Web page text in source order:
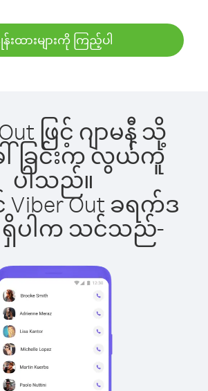
းထားများကို ကြည့်ပါ
ဖြင့် ဂျာမနီ သို့
ါ်ခြင်းက လွယ်ကူ
ပါသည်။
Out ခရက်ဒ
ရှိပါက သင်သည်-